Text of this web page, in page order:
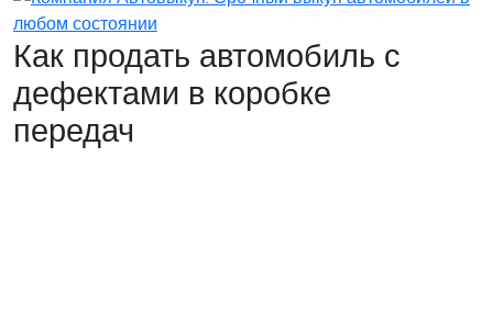
Как продать автомобиль с
дефектами в коробке
передач